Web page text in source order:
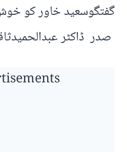
گفتگوسعید خاور کو
صدر ڈاکٹر